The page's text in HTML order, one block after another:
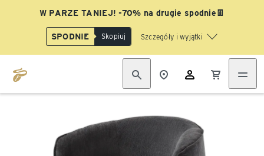
W PARZE TANIEJ! -70% na drugie spodnie👖
SPODNIE Skopiuj Szczegóły i wyjątki